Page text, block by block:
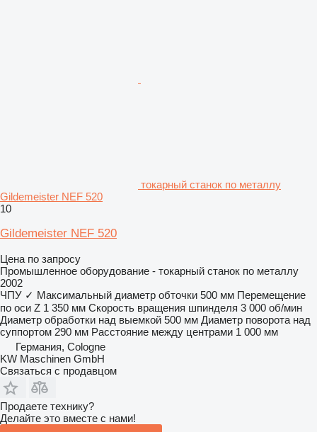
токарный станок по металлу
Gildemeister NEF 520
10
Gildemeister NEF 520
Цена по запросу
Промышленное оборудование - токарный станок по металлу
2002
ЧПУ ✓ Максимальный диаметр обточки 500 мм Перемещение
по оси Z 1 350 мм Скорость вращения шпинделя 3 000 об/мин
Диаметр обработки над выемкой 500 мм Диаметр поворота над
суппортом 290 мм Расстояние между центрами 1 000 мм
Германия, Cologne
KW Maschinen GmbH
Связаться с продавцом
Продаете технику?
Делайте это вместе с нами!